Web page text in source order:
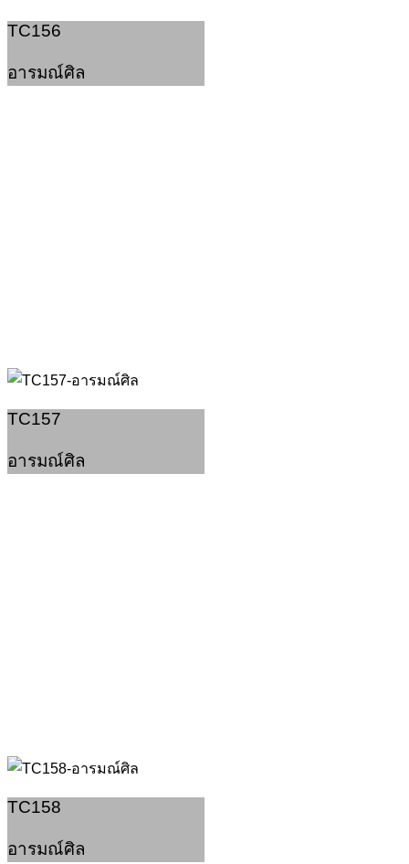
TC156
อารมณ์ศิล
TC157
อารมณ์ศิล
TC158
อารมณ์ศิล